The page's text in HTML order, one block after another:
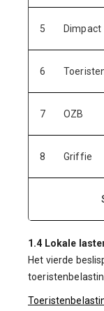
5 Dimpact
6
7 OZB
8 Griffie
1.4 Lokale
Het vierde